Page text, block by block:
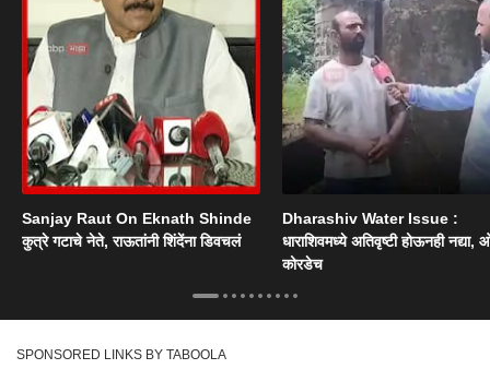
Sanjay Raut On Eknath Shinde
कुत्रे गटाचे नेते, राऊतांनी शिंदेंना डिवचलं
Dharashiv Water Issue :
धाराशिवमध्ये अतिवृष्टी होऊनही नद्या,
कोरडेच
SPONSORED LINKS BY TABOOLA